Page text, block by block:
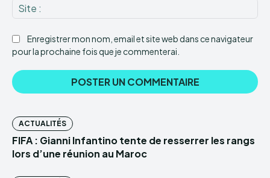
:
Enregistrer mon nom, email et site web dans ce navigateur
pour la prochaine fois que je commenterai.
ACTUALITÉS
FIFA : Gianni Infantino tente de resserrer les rangs
lors d’une réunion au Maroc